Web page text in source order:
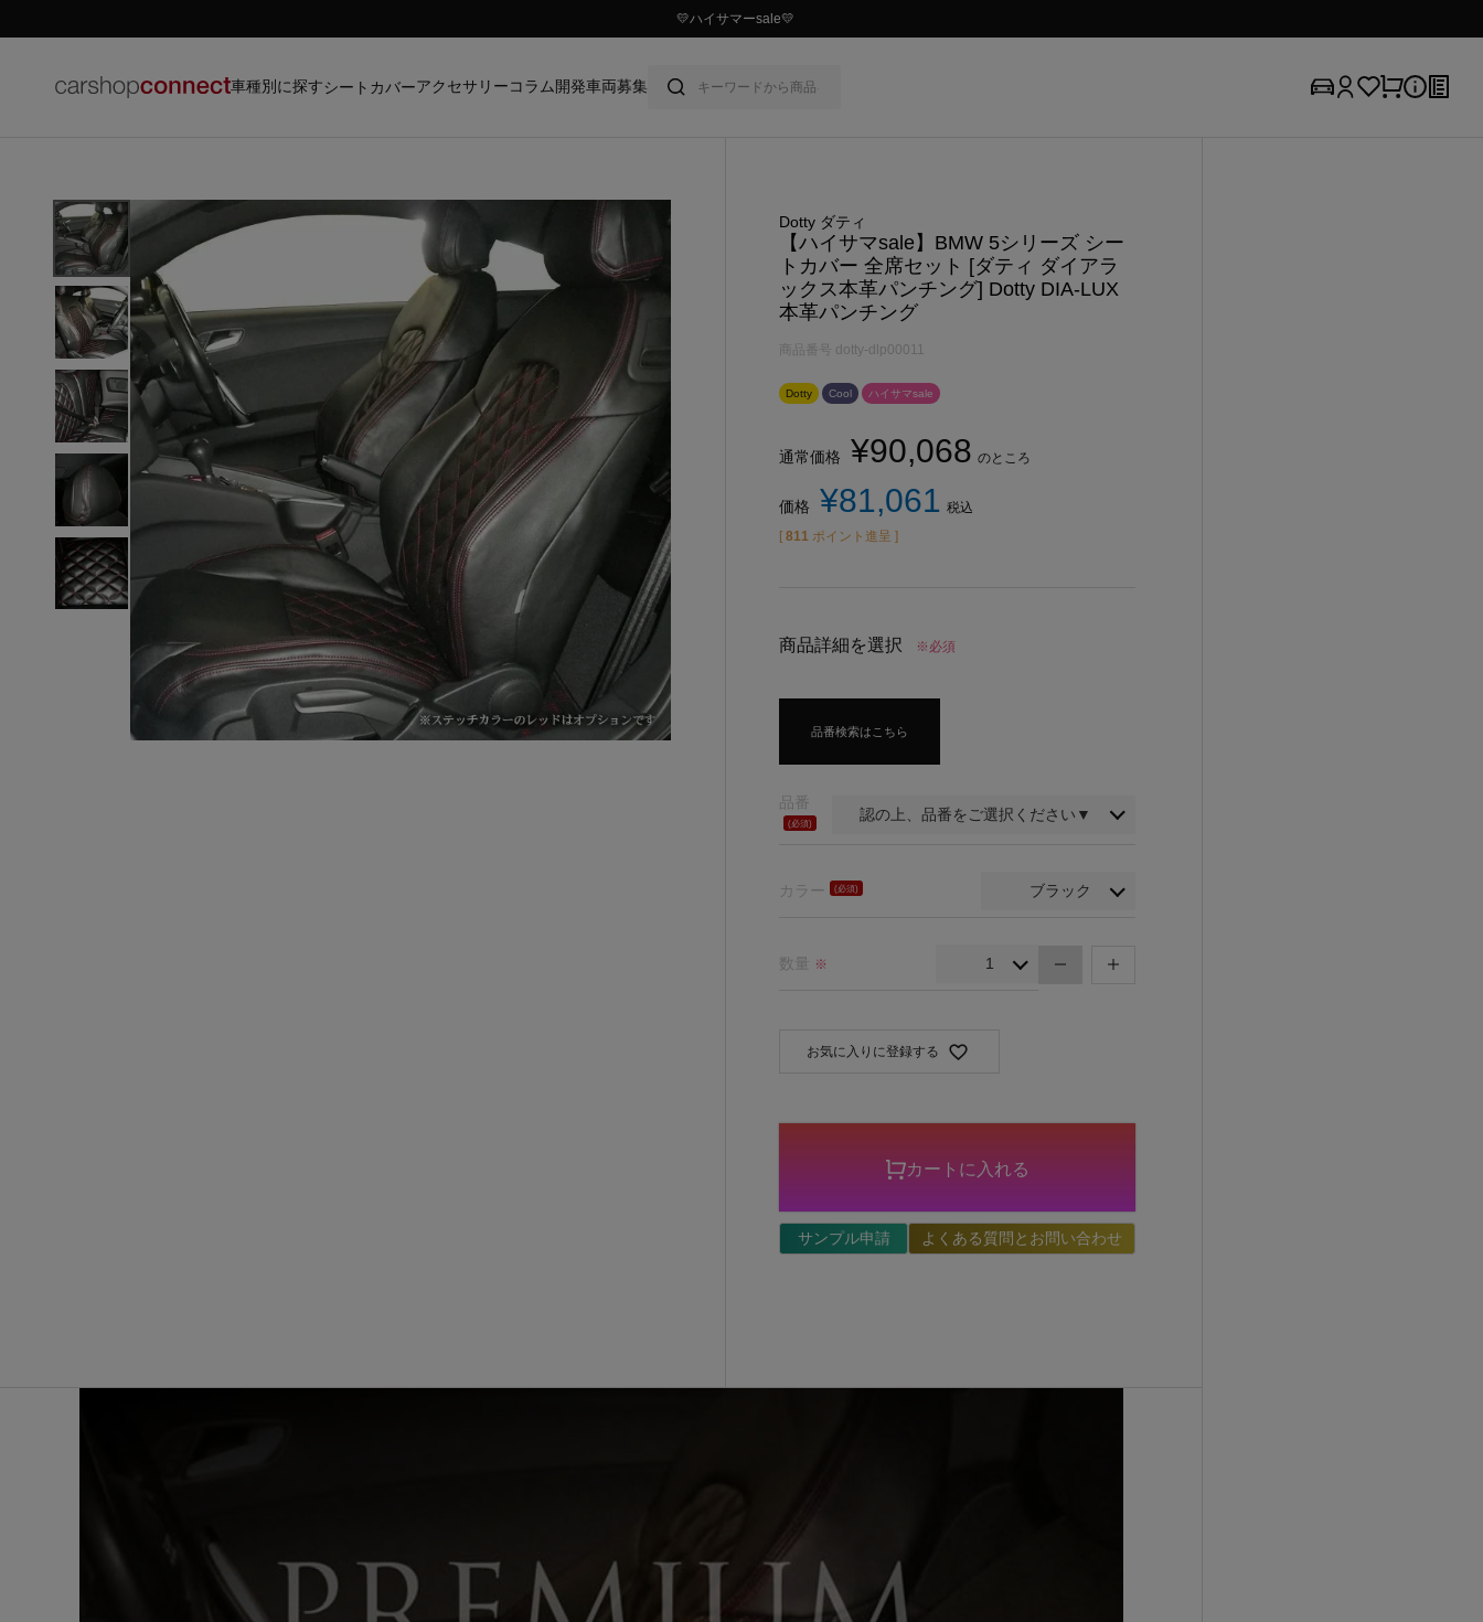
￥10,000以上ご購入で送料無料
車種別に探すシートカバーアクセサリーコラム 開発車両募集
Dotty ダティ
【ハイサマsale】BMW 5シリーズ シー
トカバー 全席セット [ダティ ダイアラ
ックス本革パンチング] Dotty DIA-LUX
本革パンチング
商品番号 dotty-dlp00011
Dotty Cool ハイサマsale
通常価格 ¥90,068 のところ
価格 ¥81,061 税込
[ 811 ポイント進呈 ]
商品詳細を選択 ※必須
品番検索はこちら
品番
カラー
お気に入りに登録する
数量 ※
カートに入れる
サンプル申請 よくある質問とお問い合わせ